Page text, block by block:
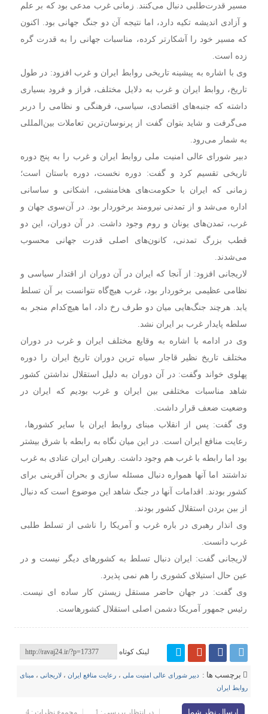
مسیر قدرت‌طلبی دنبال می‌کنند. زمانی غرب مدعی بود که بر علم
و آزادی اندیشه تکیه دارد، اما نتیجه آن دو جنگ جهانی بود. اکنون
که مسیر خود را آشکارتر کرده، مناسبات جهانی را به قدرت گره
زده است.
وی با اشاره به پیشینه تاریخی روابط ایران و غرب افزود: در طول
تاریخ، روابط ایران و غرب به دلایل مختلف، فراز و فرود بسیاری
داشته که جنبه‌های اقتصادی، سیاسی، فرهنگی و نظامی را دربر
می‌گرفت و شاید بتوان گفت از پرنوسان‌ترین تعاملات بین‌المللی
به شمار می‌رود.
دبیر شورای عالی امنیت ملی روابط ایران و غرب را به پنج دوره
تاریخی تقسیم کرد و گفت: دوره نخست، دوره باستان است؛
زمانی که ایران با حکومت‌های هخامنشی، اشکانی و ساسانی
اداره می‌شد و از تمدنی نیرومند برخوردار بود. در آن‌سوی جهان و
غرب، تمدن‌های یونان و روم وجود داشت. در آن دوران، این دو
قطب بزرگ تمدنی، کانون‌های اصلی قدرت جهانی محسوب
می‌شدند.
لاریجانی افزود: از آنجا که ایران در آن دوران از اقتدار سیاسی و
نظامی عظیمی برخوردار بود، غرب هیچ‌گاه نتوانست بر آن تسلط
یابد. هرچند جنگ‌هایی میان دو طرف رخ داد، اما هیچ‌کدام منجر به
سلطه پایدار غرب بر ایران نشد.
وی در ادامه با اشاره به وقایع مختلف ایران و غرب در دوران
مختلف تاریخ نظیر قاجار سیاه ترین دوران تاریخ ایران را دوره
پهلوی خواند و‌گفت: در آن دوران به دلیل استقلال نداشتن کشور
شاهد مناسبات مختلفی بین ایران و‌ غرب بودیم که ایران در
وضعیت ضعف قرار داشت.
وی گفت: پس از انقلاب مبنای روابط ایران با سایر کشورها،
رعایت منافع ایران است. در این میان نگاه به رابطه با شرق بیشتر
بود اما رابطه با غرب هم وجود داشت. رهبران ایران عنادی به غرب
نداشتند اما آنها همواره دنبال مسئله سازی و‌ بحران آفرینی برای
کشور بودند. اقدامات آنها در جنگ شاهد این موضوع است که دنبال
از بین بردن استقلال کشور بودند.
وی انذار رهبری در باره غرب و آمریکا را ناشی از تسلط طلبی
غرب دانست.
لاریجانی گفت: ایران دنبال تسلط به کشورهای دیگر نیست و در
عین حال استیلای کشوری را هم نمی پذیرد.
وی گفت: در جهان حاضر مستقل زیستن کار ساده ای نیست.
رئیس جمهور آمریکا دشمن اصلی استقلال کشورهاست.
لینک کوتاه
برچسب ها : دبیر شورای عالی امنیت ملی ، رعایت منافع ایران، لاریجانی، مبنای
روابط ایران
ارسال نظر شما مجموع نظرات : 4 در انتظار بررسی : 1